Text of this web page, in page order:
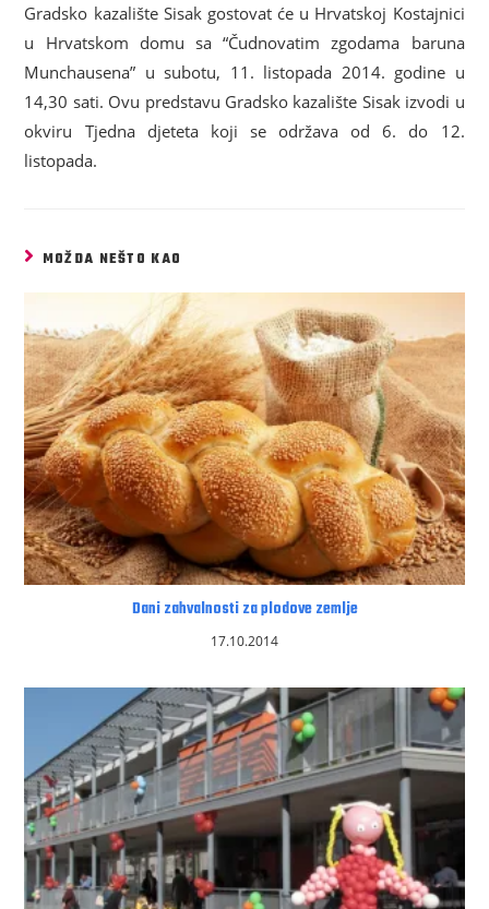
Gradsko kazalište Sisak gostovat će u Hrvatskoj Kostajnici
u Hrvatskom domu sa “Čudnovatim zgodama baruna
Munchausena” u subotu, 11. listopada 2014. godine u
14,30 sati. Ovu predstavu Gradsko kazalište Sisak izvodi u
okviru Tjedna djeteta koji se održava od 6. do 12.
listopada.
MOŽDA NEŠTO KAO
Dani zahvalnosti za plodove zemlje
17.10.2014